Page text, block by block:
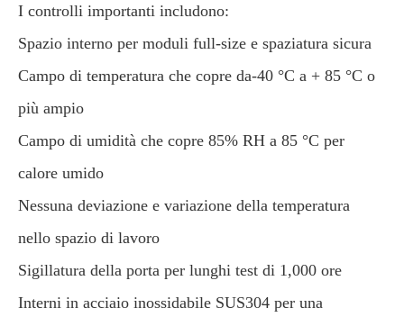
I controlli importanti includono:
Spazio interno per moduli full-size e spaziatura sicura
Campo di temperatura che copre da-40 °C a + 85 °C o
più ampio
Campo di umidità che copre 85% RH a 85 °C per
calore umido
Nessuna deviazione e variazione della temperatura
nello spazio di lavoro
Sigillatura della porta per lunghi test di 1,000 ore
Interni in acciaio inossidabile SUS304 per una